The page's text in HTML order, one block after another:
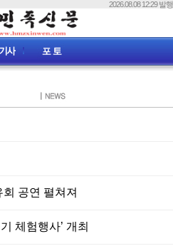
2026.08.08 12:29 발행
공연 펼쳐져
체험행사’ 개최